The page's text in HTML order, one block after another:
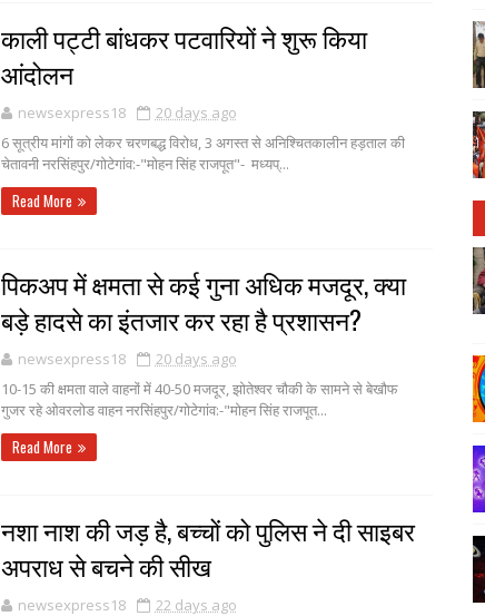
काली पट्टी बांधकर पटवारियों ने शुरू किया
आंदोलन
newsexpress18
20 days ago
6 सूत्रीय मांगों को लेकर चरणबद्ध विरोध, 3 अगस्त से अनिश्चितकालीन हड़ताल की
चेतावनी नरसिंहपुर/गोटेगांव:-"मोहन सिंह राजपूत"- मध्यप्...
Read More
पिकअप में क्षमता से कई गुना अधिक मजदूर, क्या
बड़े हादसे का इंतजार कर रहा है प्रशासन?
newsexpress18
20 days ago
10-15 की क्षमता वाले वाहनों में 40-50 मजदूर, झोतेश्वर चौकी के सामने से बेखौफ
गुजर रहे ओवरलोड वाहन नरसिंहपुर/गोटेगांव:-"मोहन सिंह राजपूत...
Read More
नशा नाश की जड़ है, बच्चों को पुलिस ने दी साइबर
अपराध से बचने की सीख
newsexpress18
22 days ago